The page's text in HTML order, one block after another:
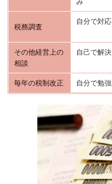
み
税務調査
自分で対応
その他経営上の
相談
自己で解決
毎年の税制改正 自分で勉強